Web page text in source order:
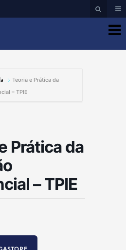
Teoria e Prática da
– TPIE
Prática da
– TPIE